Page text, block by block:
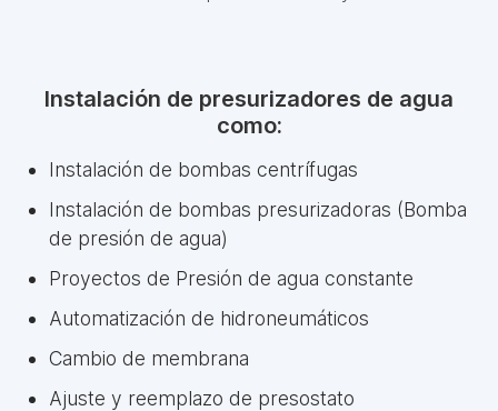
Instalación de presurizadores de agua
como:
Instalación de bombas centrífugas
Instalación de bombas presurizadoras (Bomba
de presión de agua)
Proyectos de Presión de agua constante
Automatización de hidroneumáticos
Cambio de membrana
Ajuste y reemplazo de presostato